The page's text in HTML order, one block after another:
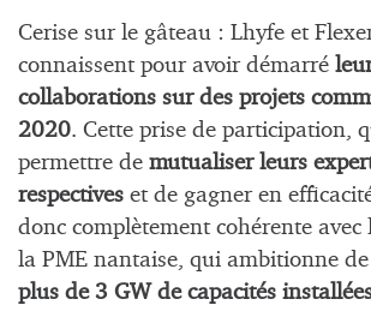
Cerise sur le gâteau : Lhyfe et
connaissent pour avoir démarré
collaborations sur des projets
2020. Cette prise de participation,
permettre de mutualiser leurs
respectives et de gagner en
donc complètement cohérente avec
la PME nantaise, qui ambitionne de
plus de 3 GW de capacités